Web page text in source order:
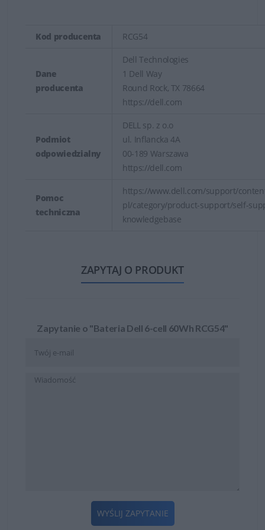
Kod producenta RCG54
Dane
producenta
Dell Technologies
1 Dell Way
Round Rock, TX 78664
https://dell.com
Podmiot
odpowiedzialny
DELL sp. z o.o
ul. Inflancka 4A
00-189 Warszawa
https://dell.com
Pomoc
techniczna
https://www.dell.com/support/
pl/category/product-support/self-
knowledgebase
ZAPYTAJ O PRODUKT
Zapytanie o "Bateria Dell 6-cell 60Wh RCG54"
WYŚLIJ ZAPYTANIE